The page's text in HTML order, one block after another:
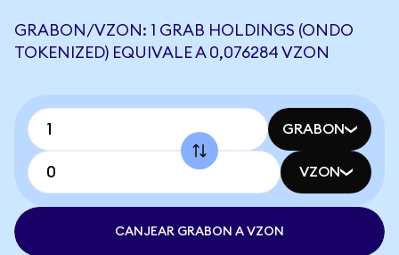
GRABON/VZON: 1 GRAB HOLDINGS (ONDO
TOKENIZED) EQUIVALE A 0,076284 VZON
GRABON
VZON
CANJEAR GRABON A VZON